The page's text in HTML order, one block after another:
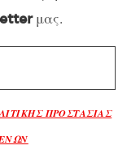
μας.
ΠΡΟΣΤΑΣΙΑΣ